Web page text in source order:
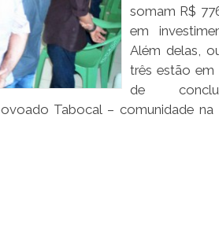
somam R$
em
Além delas,
três estão em
de
Tabocal – comunidade na